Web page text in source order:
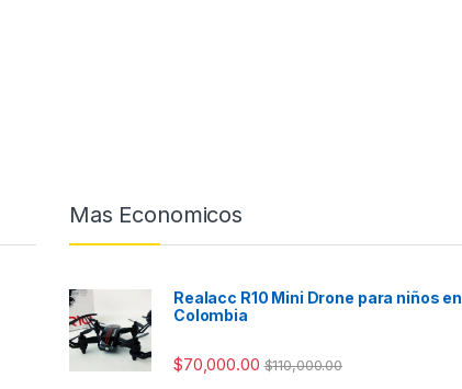
Mas Economicos
Realacc R10 Mini Drone para niños en
Colombia
$70,000.00 $110,000.00